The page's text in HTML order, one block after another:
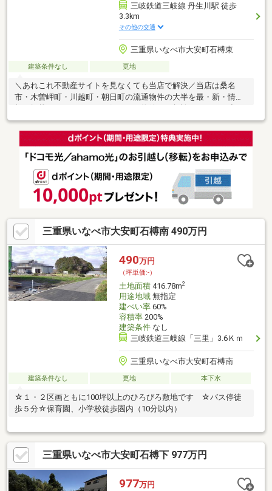
三岐鉄道三岐線 丹生川駅 徒歩
3.3km
その他の交通
三重県いなべ市大安町石榑東
建築条件なし 更地
＼あれこれ不動産サイトを見なくても当店で解決／当店は桑名
市・木曽岬町・川越町・朝日町の流通物件の大半を最・新・情・
榑小学校／大安中学校◆アイバス「一色南交差点」停まで徒歩約
4分◆敷地面積約839.43坪◆現況渡し◆小学校まで徒歩約7分※写
真をクリックすると、詳細をご覧いただけます。＝＝＝＝＝＝＝
＝＝＝＝＝＝＝＝＝＝＝＝＝＝＝＝＝＝土地購入の疑問にお答え
＝＝＝＝＝＝＝＝＝＝＝＝＝＝＝＝＝＝＝＝＝＝＝＝
三重県いなべ市大安町石榑南 490万円
490万円
（坪単価:-）
土地面積416.78m2
用途地域無指定
建ぺい率60%
容積率200%
建築条件なし
三岐鉄道三岐線「三里」3.6Ｋｍ
三重県いなべ市大安町石榑南
建築条件なし 更地 本下水
☆１・２区画ともに100坪以上のひろびろ敷地です ☆バス停徒
歩５分☆保育園、小学校徒歩圏内（10分以内）
三重県いなべ市大安町石榑下 977万円
977万円